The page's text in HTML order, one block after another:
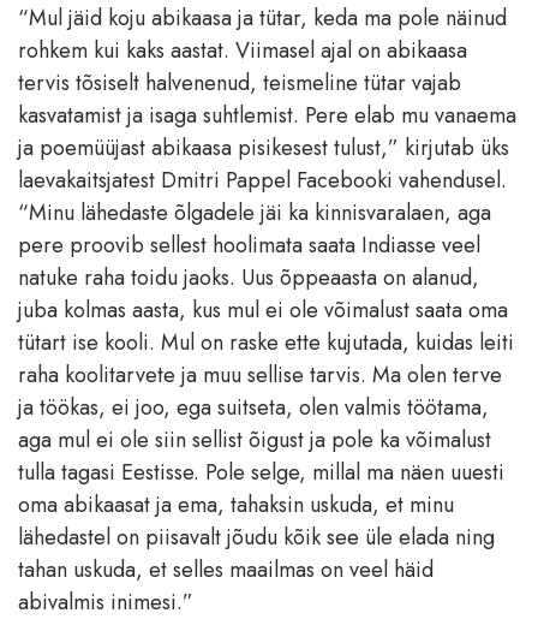
“Mul jäid koju abikaasa ja tütar, keda ma pole näinud
rohkem kui kaks aastat. Viimasel ajal on abikaasa
tervis tõsiselt halvenenud, teismeline tütar vajab
kasvatamist ja isaga suhtlemist. Pere elab mu vanaema
ja poemüüjast abikaasa pisikesest tulust,” kirjutab üks
laevakaitsjatest Dmitri Pappel Facebooki vahendusel.
“Minu lähedaste õlgadele jäi ka kinnisvaralaen, aga
pere proovib sellest hoolimata saata Indiasse veel
natuke raha toidu jaoks. Uus õppeaasta on alanud,
juba kolmas aasta, kus mul ei ole võimalust saata oma
tütart ise kooli. Mul on raske ette kujutada, kuidas leiti
raha koolitarvete ja muu sellise tarvis. Ma olen terve
ja töökas, ei joo, ega suitseta, olen valmis töötama,
aga mul ei ole siin sellist õigust ja pole ka võimalust
tulla tagasi Eestisse. Pole selge, millal ma näen uuesti
oma abikaasat ja ema, tahaksin uskuda, et minu
lähedastel on piisavalt jõudu kõik see üle elada ning
tahan uskuda, et selles maailmas on veel häid
abivalmis inimesi.”